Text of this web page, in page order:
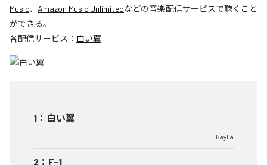
Music、 Amazon Music Unlimitedなどの音楽配信サービスで聴くこと
ができる。
各配信サービス： 白い翼
1 ： 白い翼
RayLa
2 ： F-1